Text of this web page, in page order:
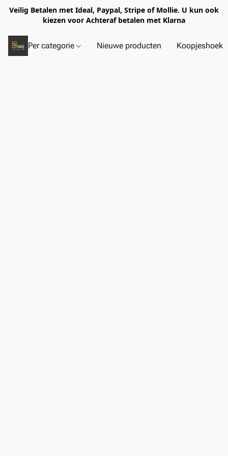
Veilig Betalen met Ideal, Paypal, Stripe of Mollie. U kun ook
kiezen voor Achteraf betalen met Klarna
Per categorie Nieuwe producten Koopjeshoek